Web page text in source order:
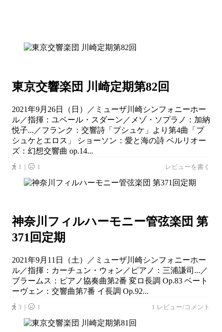
東京交響楽団 川崎定期第82回
2021年9月26日（日）／ミューザ川崎シンフォニーホー
ル／指揮：ユベール・スダーン／メゾ・ソプラノ：加納
悦子...／フランク：交響詩「プシュケ」より第4曲「プ
シュケとエロス」 ショーソン：愛と海の詩 ベルリオー
ズ：幻想交響曲 op.14...
1｜ 1 レビューを書く
神奈川フィルハーモニー管弦楽団 第
371回定期
2021年9月11日（土）／ミューザ川崎シンフォニーホー
ル／指揮：カーチュン・ウォン／ピアノ：三浦謙司...／
ブラームス：ピアノ協奏曲第2番 変ロ長調 Op.83 ベート
ーヴェン：交響曲第7番 イ長調 Op.92...
3｜ 1 1 レビュー/コメント